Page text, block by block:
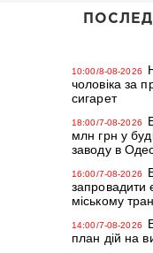
10:00/8-08-2026
чоловіка за
сигарет
18:00/7-08-2026
млн грн у
заводу в
16:00/7-08-2026
запровадити
міському
14:00/7-08-2026
план дій на